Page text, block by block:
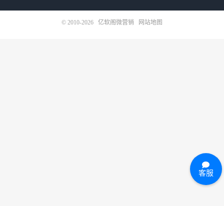
© 2010-2026 亿软阁微营销 网站地图
客服